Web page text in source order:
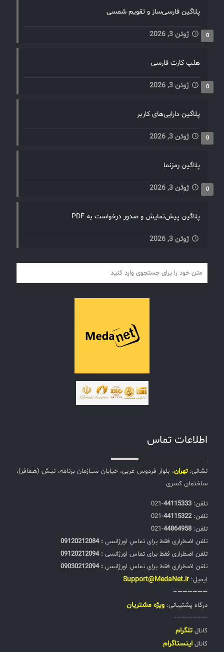
پلاگین فارسی‌ساز و تقویم شمسی
ژوئن 3, 2026 0
هلپ کارت فارسی
ژوئن 3, 2026 0
پلاگین دارایی‌های کاربر
ژوئن 3, 2026 0
پلاگین رمزنما
ژوئن 3, 2026 0
پلاگین پیش‌نمایش و صدور درخواست به PDF
ژوئن 3, 2026
اطلاعات تماس
نشانی:تهران، بلوار فردوس غربی، خیابان ســـازمان برنامه، نبـش (هـمافر)،
ساختمان کسری
تلفن:‌ 44115333
-021
تلفن:‌44115322
-021
تلفن:‌ 44864958
-021
تلفن اضطراری فقط برای تماس اورژانسی : 09120212084
تلفن اضطراری فقط برای تماس اورژانسی : 09120212094
تلفن اضطراری فقط برای تماس اورژانسی : 09030212094
ایمیل: Support@MedaNet.ir
——————–
درگاه پشتیبانی: ويژه مشتریان
——————–
کانال تلگرام
کانال اینستاگرام